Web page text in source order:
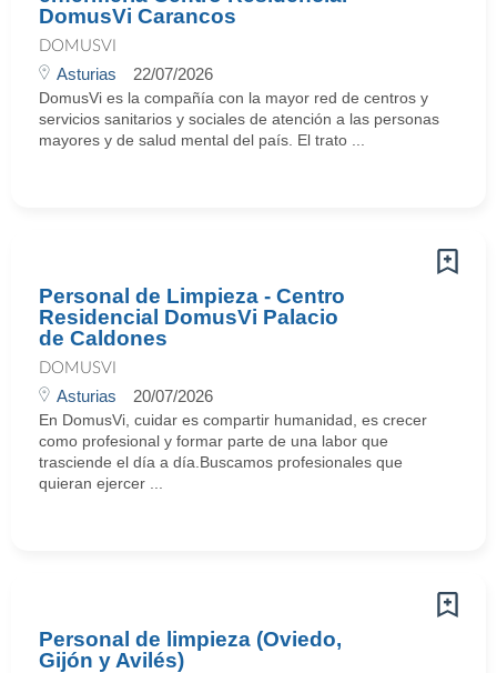
DomusVi Carancos
DOMUSVI
Asturias 22/07/2026
DomusVi es la compañía con la mayor red de centros y
servicios sanitarios y sociales de atención a las personas
mayores y de salud mental del país. El trato ...
Personal de Limpieza - Centro
Residencial DomusVi Palacio
de Caldones
DOMUSVI
Asturias 20/07/2026
En DomusVi, cuidar es compartir humanidad, es crecer
como profesional y formar parte de una labor que
trasciende el día a día.Buscamos profesionales que
quieran ejercer ...
Personal de limpieza (Oviedo,
Gijón y Avilés)